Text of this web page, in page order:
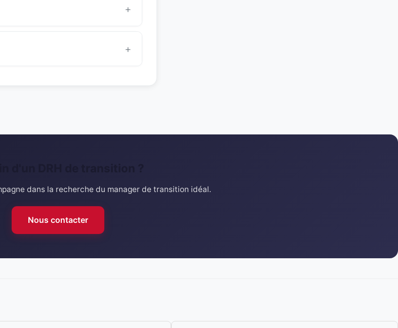
le présenter.
et croissance dans des
dans la recherche du manager de transition idéal.
Nous contacter